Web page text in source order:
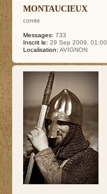
MONTAUCIEUX
comte
Messages: 733
Inscrit le: 29 Sep 2009, 01:00
Localisation: AVIGNON